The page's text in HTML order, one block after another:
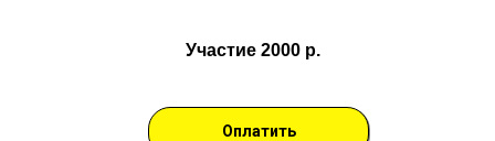
Участие 2000 р.
Оплатить